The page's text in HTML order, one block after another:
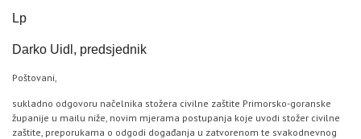
Lp
Darko Uidl, predsjednik
Poštovani,
sukladno odgovoru načelnika stožera civilne zaštite Primorsko-goranske
županije u mailu niže, novim mjerama postupanja koje uvodi stožer civilne
zaštite, preporukama o odgodi događanja u zatvorenom te svakodnevnog